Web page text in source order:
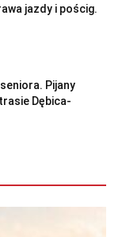
jazdy i pościg.
Pijany
Dębica-